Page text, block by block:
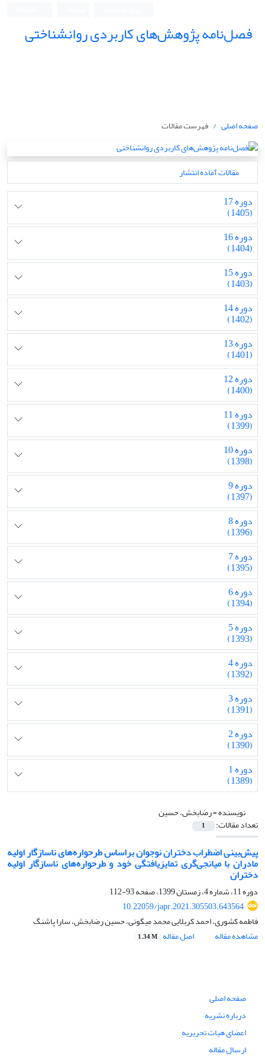
فصل‌نامه پژوهش‌های کاربردی روانشناختی
صفحه اصلی فهرست مقالات
مقالات آماده انتشار
دوره 17
(1405)
دوره 16
(1404)
دوره 15
(1403)
دوره 14
(1402)
دوره 13
(1401)
دوره 12
(1400)
دوره 11
(1399)
دوره 10
(1398)
دوره 9
(1397)
دوره 8
(1396)
دوره 7
(1395)
دوره 6
(1394)
دوره 5
(1393)
دوره 4
(1392)
دوره 3
(1391)
دوره 2
(1390)
دوره 1
(1389)
نویسنده =رضابخش، حسین
تعداد مقالات: 1
پیش‌بینی اضطراب دختران نوجوان براساس طرحواره‌های ناسازگار اولیه
مادران با میانجی‌گری تمایزیافتگی خود و طرحواره‌های ناسازگار اولیه
دختران
دوره 11، شماره 4، زمستان 1399، صفحه
93-112
10.22059/japr.2021.305503.643564
فاطمه کشوری، احمد کربلایی محمد میگونی، حسین رضابخش، سارا پاشنگ
مشاهده مقاله
اصل مقاله 1.34 M
صفحه اصلی
درباره نشریه
اعضای هیات تحریریه
ارسال مقاله